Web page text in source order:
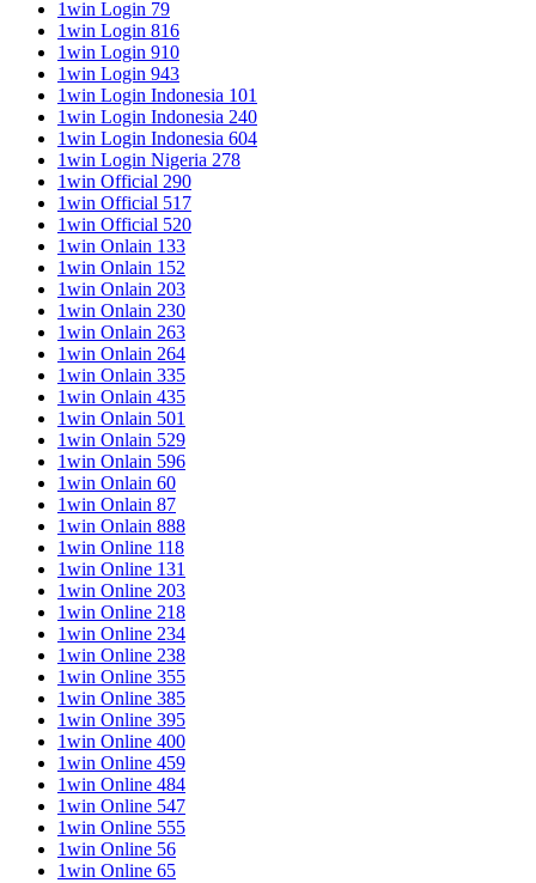
1win Login 79
1win Login 816
1win Login 910
1win Login 943
1win Login Indonesia 101
1win Login Indonesia 240
1win Login Indonesia 604
1win Login Nigeria 278
1win Official 290
1win Official 517
1win Official 520
1win Onlain 133
1win Onlain 152
1win Onlain 203
1win Onlain 230
1win Onlain 263
1win Onlain 264
1win Onlain 335
1win Onlain 435
1win Onlain 501
1win Onlain 529
1win Onlain 596
1win Onlain 60
1win Onlain 87
1win Onlain 888
1win Online 118
1win Online 131
1win Online 203
1win Online 218
1win Online 234
1win Online 238
1win Online 355
1win Online 385
1win Online 395
1win Online 400
1win Online 459
1win Online 484
1win Online 547
1win Online 555
1win Online 56
1win Online 65